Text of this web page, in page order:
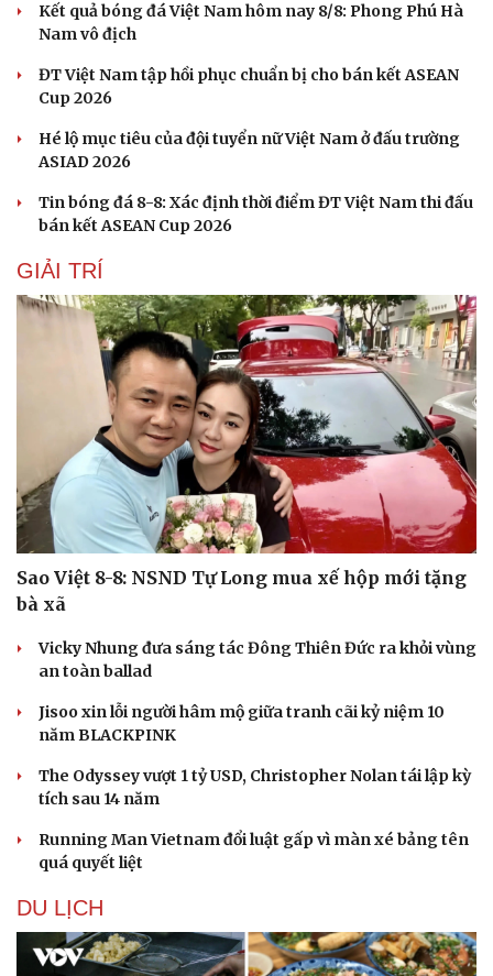
Doanh nghiệp
Doanh nghiệp 24h
Doanh nhân
Vì cộng đồng
Tin Công nghệ
Chuyển đổi số
Kết quả bóng đá Việt Nam hôm nay 8/8: Phong Phú Hà
Nam vô địch
ĐT Việt Nam tập hồi phục chuẩn bị cho bán kết ASEAN
Cup 2026
Hé lộ mục tiêu của đội tuyển nữ Việt Nam ở đấu trường
ASIAD 2026
Tin bóng đá 8-8: Xác định thời điểm ĐT Việt Nam thi đấu
bán kết ASEAN Cup 2026
GIẢI TRÍ
Sao Việt 8-8: NSND Tự Long mua xế hộp mới tặng
bà xã
Vicky Nhung đưa sáng tác Đông Thiên Đức ra khỏi vùng
an toàn ballad
Jisoo xin lỗi người hâm mộ giữa tranh cãi kỷ niệm 10
năm BLACKPINK
The Odyssey vượt 1 tỷ USD, Christopher Nolan tái lập kỳ
tích sau 14 năm
Running Man Vietnam đổi luật gấp vì màn xé bảng tên
quá quyết liệt
DU LỊCH